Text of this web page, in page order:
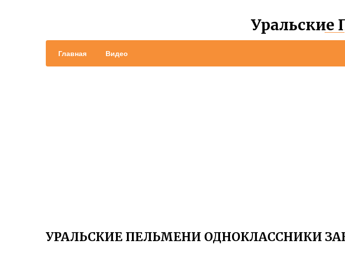
Уральские
Главная Видео
УРАЛЬСКИЕ ПЕЛЬМЕНИ ОДНОКЛАССНИКИ